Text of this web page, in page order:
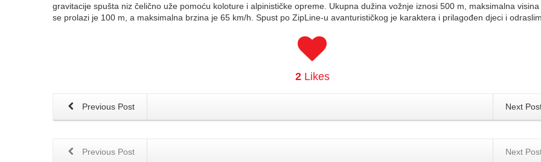
gravitacije spušta niz čelično uže pomoću koloture i alpinističke opreme. Ukupna dužina vožnje iznosi 500 m, maksimalna
se prolazi je 100 m, a maksimalna brzina je 65 km/h. Spust po ZipLine-u avanturističkog je karaktera i prilagođen djeci i
2Likes
Next
Previous Post
Next
Previous Post